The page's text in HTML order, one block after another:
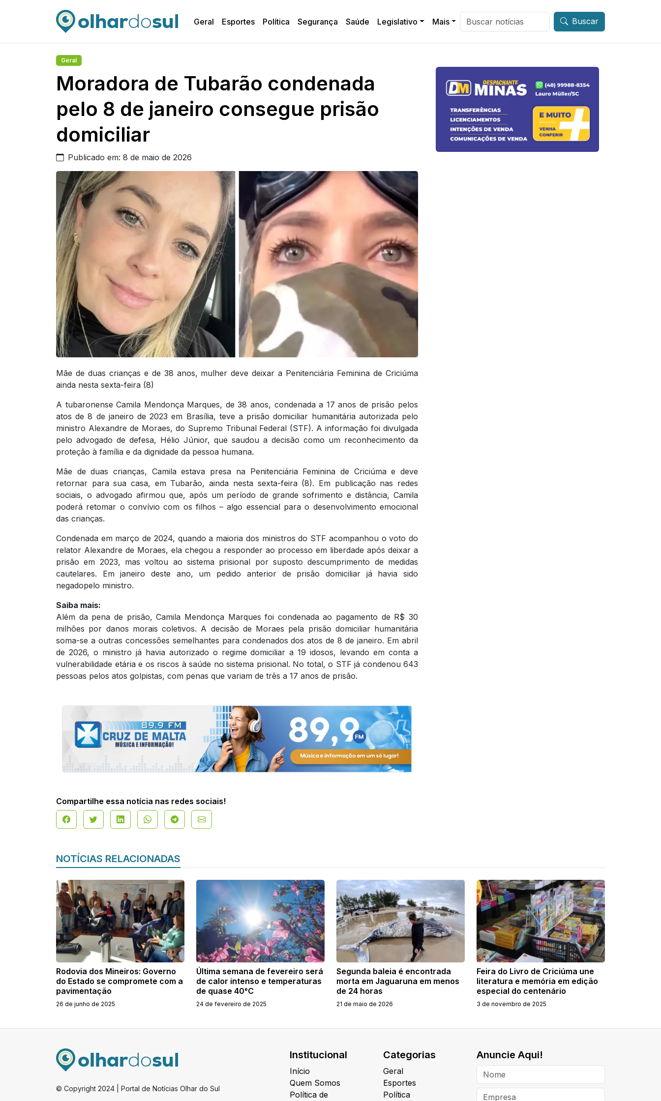
Geral Esportes Política Segurança Saúde Legislativo Mais Buscar
Geral
Moradora de Tubarão condenada
pelo 8 de janeiro consegue prisão
domiciliar
Publicado em: 8 de maio de 2026
Mãe de duas crianças e de 38 anos, mulher deve deixar a Penitenciária Feminina de Criciúma
ainda nesta sexta-feira (8)
A tubaronense Camila Mendonça Marques, de 38 anos, condenada a 17 anos de prisão pelos
atos de 8 de janeiro de 2023 em Brasília, teve a prisão domiciliar humanitária autorizada pelo
ministro Alexandre de Moraes, do Supremo Tribunal Federal (STF). A informação foi divulgada
pelo advogado de defesa, Hélio Júnior, que saudou a decisão como um reconhecimento da
proteção à família e da dignidade da pessoa humana.
Mãe de duas crianças, Camila estava presa na Penitenciária Feminina de Criciúma e deve
retornar para sua casa, em Tubarão, ainda nesta sexta-feira (8). Em publicação nas redes
sociais, o advogado afirmou que, após um período de grande sofrimento e distância, Camila
poderá retomar o convívio com os filhos – algo essencial para o desenvolvimento emocional
das crianças.
Condenada em março de 2024, quando a maioria dos ministros do STF acompanhou o voto do
relator Alexandre de Moraes, ela chegou a responder ao processo em liberdade após deixar a
prisão em 2023, mas voltou ao sistema prisional por suposto descumprimento de medidas
cautelares. Em janeiro deste ano, um pedido anterior de prisão domiciliar já havia sido
negadopelo ministro.
Saiba mais:
Além da pena de prisão, Camila Mendonça Marques foi condenada ao pagamento de R$ 30
milhões por danos morais coletivos. A decisão de Moraes pela prisão domiciliar humanitária
soma-se a outras concessões semelhantes para condenados dos atos de 8 de janeiro. Em abril
de 2026, o ministro já havia autorizado o regime domiciliar a 19 idosos, levando em conta a
vulnerabilidade etária e os riscos à saúde no sistema prisional. No total, o STF já condenou 643
pessoas pelos atos golpistas, com penas que variam de três a 17 anos de prisão.
Compartilhe essa notícia nas redes sociais!
NOTÍCIAS RELACIONADAS
Rodovia dos Mineiros: Governo
do Estado se compromete com a
pavimentação
26 de junho de 2025
Última semana de fevereiro será
de calor intenso e temperaturas
de quase 40°C
24 de fevereiro de 2025
Segunda baleia é encontrada
morta em Jaguaruna em menos
de 24 horas
21 de maio de 2026
Feira do Livro de Criciúma une
literatura e memória em edição
especial do centenário
3 de novembro de 2025
© Copyright 2024 | Portal de Notícias Olhar do Sul
Institucional
Início
Quem Somos
Política de
Categorias
Geral
Esportes
Política
Anuncie Aqui!